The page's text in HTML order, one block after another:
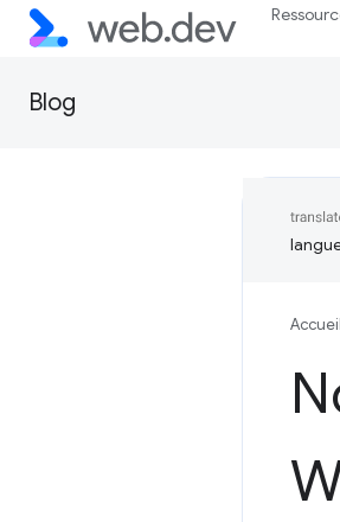
Blog
Accueil